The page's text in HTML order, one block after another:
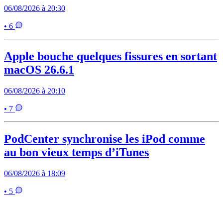
06/08/2026 à 20:30
• 6
Apple bouche quelques fissures en sortant
macOS 26.6.1
06/08/2026 à 20:10
• 7
PodCenter synchronise les iPod comme
au bon vieux temps d’iTunes
06/08/2026 à 18:09
• 5